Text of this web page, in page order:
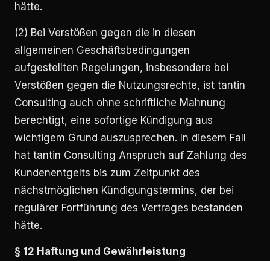
hätte.
(2) Bei Verstößen gegen die in diesen
allgemeinen Geschäftsbedingungen
aufgestellten Regelungen, insbesondere bei
Verstößen gegen die Nutzungsrechte, ist tantin
Consulting auch ohne schriftliche Mahnung
berechtigt, eine sofortige Kündigung aus
wichtigem Grund auszusprechen. In diesem Fall
hat tantin Consulting Anspruch auf Zahlung des
Kundenentgelts bis zum Zeitpunkt des
nächstmöglichen Kündigungstermins, der bei
regulärer Fortführung des Vertrages bestanden
hätte.
§ 12 Haftung und Gewährleistung